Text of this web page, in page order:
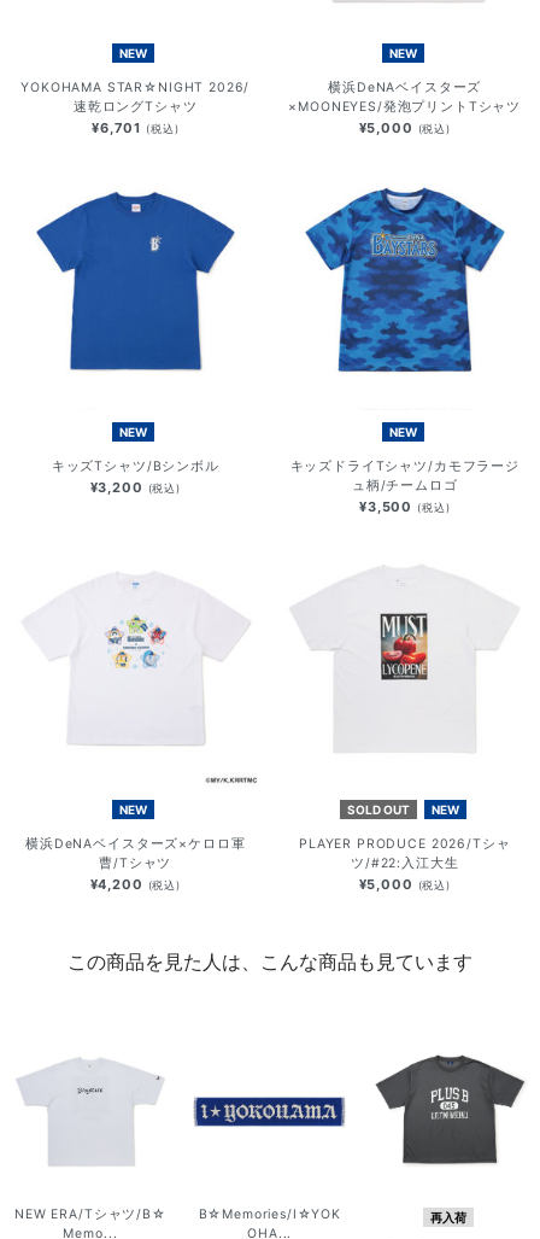
NEW
YOKOHAMA STAR☆NIGHT 2026/
速乾ロングTシャツ
¥6,701 (税込)
NEW
横浜DeNAベイスターズ
×MOONEYES/発泡プリントTシャツ
¥5,000 (税込)
NEW
キッズTシャツ/Bシンボル
¥3,200 (税込)
NEW
キッズドライTシャツ/カモフラージ
ュ柄/チームロゴ
¥3,500 (税込)
NEW
横浜DeNAベイスターズ×ケロロ軍
曹/Tシャツ
¥4,200 (税込)
SOLD OUT NEW
PLAYER PRODUCE 2026/Tシャ
ツ/#22:入江大生
¥5,000 (税込)
この商品を見た人は、こんな商品も見ています
NEW ERA/Tシャツ/B☆
Memo...
B☆Memories/I☆YOK
OHA...
再入荷